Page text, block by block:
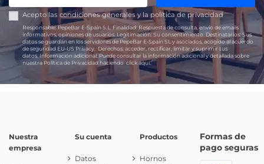
Acepto las condiciones generales y lapolítica de privacidad
Responsable:PepeBar E-Spain S.L. Finalidad: Respuesta de consulta, envío de emails
informativos, opiniones de usuarios. Legitimación: Su consentimiento. Destinatarios:Sus
datos se guardan en los servidores de PepeBar E-Spain SL y asociados, acogido al acuerdo
de seguridad EU-US Privacy.
Derechos: acceder, rectificar, limitar y suprimir tus
datos.Información adicional:Puede consultar la información adicional y detallada sobre
nuestra Política de Privacidad haciendoclick aquí.
Nuestra
empresa
Su cuenta
Datos
Productos
Hornos
Formas de
pago seguras